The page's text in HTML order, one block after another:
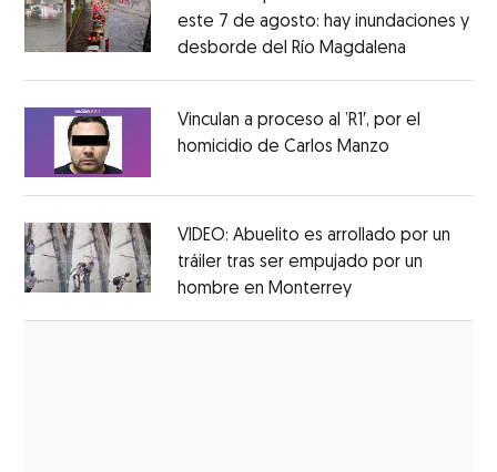
este 7 de agosto: hay inundaciones y
desborde del Río Magdalena
Vinculan a proceso al ’R1′, por el
homicidio de Carlos Manzo
VIDEO: Abuelito es arrollado por un
tráiler tras ser empujado por un
hombre en MonterreyOpens in new